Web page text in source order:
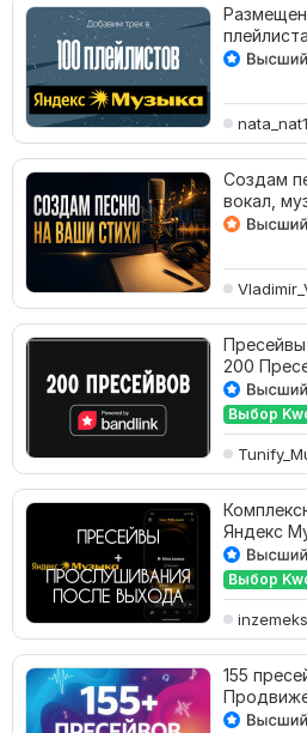
Любой
Создам
вокал,
Пресейвы
200
или ВК
Выбор
Яндекс
Выбор
155